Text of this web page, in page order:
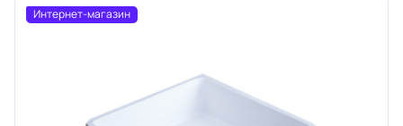
Интернет-магазин